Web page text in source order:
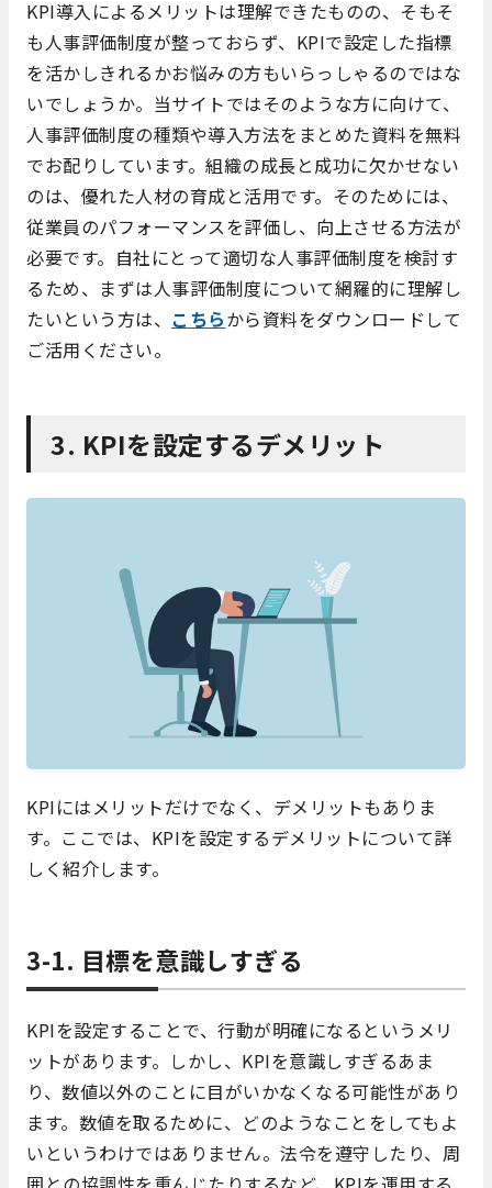
KPI導入によるメリットは理解できたものの、そもそ
も人事評価制度が整っておらず、KPIで設定した指標
を活かしきれるかお悩みの方もいらっしゃるのではな
いでしょうか。当サイトではそのような方に向けて、
人事評価制度の種類や導入方法をまとめた資料を無料
でお配りしています。組織の成長と成功に欠かせない
のは、優れた人材の育成と活用です。そのためには、
従業員のパフォーマンスを評価し、向上させる方法が
必要です。自社にとって適切な人事評価制度を検討す
るため、まずは人事評価制度について網羅的に理解し
たいという方は、 こちらから資料をダウンロードして
ご活用ください。
3. KPIを設定するデメリット
KPIにはメリットだけでなく、デメリットもありま
す。ここでは、KPIを設定するデメリットについて詳
しく紹介します。
3-1. 目標を意識しすぎる
KPIを設定することで、行動が明確になるというメリ
ットがあります。しかし、KPIを意識しすぎるあま
り、数値以外のことに目がいかなくなる可能性があり
ます。数値を取るために、どのようなことをしてもよ
いというわけではありません。法令を遵守したり、周